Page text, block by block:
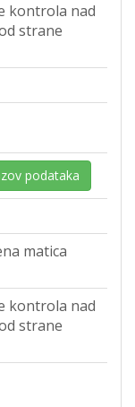
kontrola nad
strane
podataka
matica
kontrola nad
strane